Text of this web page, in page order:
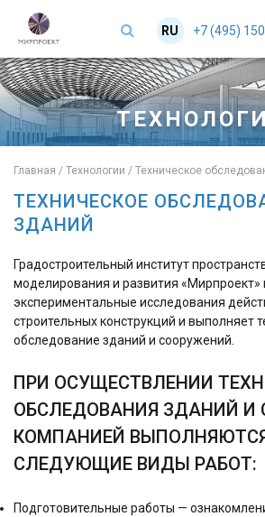
EN
RU +7 (495)
Главная / Технологии / Техническое
ТЕХНИЧЕСКОЕ
ЗДАНИЙ
Градостроительный институт
моделирования и развития «Мирпроект»
экспериментальные исследования
строительных конструкций и выполняет
обследование зданий и сооружений.
ПРИ ОСУЩЕСТВЛЕНИИ
ОБСЛЕДОВАНИЯ ЗДАНИЙ И
КОМПАНИЕЙ
СЛЕДУЮЩИЕ ВИДЫ РАБОТ:
Подготовительные работы —